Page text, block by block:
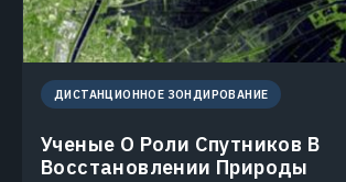
ДИСТАНЦИОННОЕ ЗОНДИРОВАНИЕ
Ученые О Роли Спутников В
Восстановлении Природы